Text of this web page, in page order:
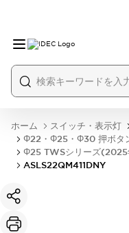
ホーム スイッチ・表示灯
Φ22・Φ25・Φ30 押ボタ
Φ25 TWSシリーズ(2025
ASLS22QM411DNY